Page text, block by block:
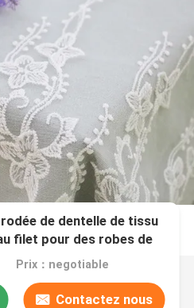
de dentelle de tissu
filet pour des robes de
Prix：negotiable
Contactez nous